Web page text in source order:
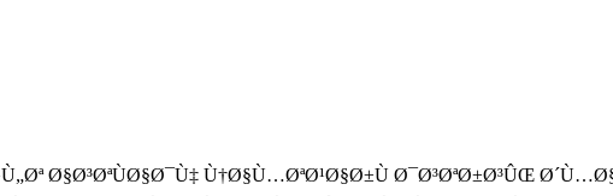
Ø§Ø³ØªÙØ§Ø¯Ù‡ Ù†Ø§Ù…ØªØ¹Ø§Ø±Ù Ø¯Ø³ØªØ±Ø³ÛŒ